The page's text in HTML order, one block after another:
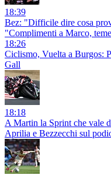
18:39
Bez: "Difficile dire cosa
"Complimenti a Marco,
18:26
Ciclismo, Vuelta a Burgos:
Gall
18:18
A Martin la Sprint che vale
Aprilia e Bezzecchi sul